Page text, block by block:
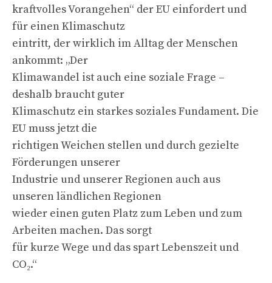
kraftvolles Vorangehen“ der EU einfordert und
für einen Klimaschutz
eintritt, der wirklich im Alltag der Menschen
ankommt: „Der
Klimawandel ist auch eine soziale Frage –
deshalb braucht guter
Klimaschutz ein starkes soziales Fundament. Die
EU muss jetzt die
richtigen Weichen stellen und durch gezielte
Förderungen unserer
Industrie und unserer Regionen auch aus
unseren ländlichen Regionen
wieder einen guten Platz zum Leben und zum
Arbeiten machen. Das sorgt
für kurze Wege und das spart Lebenszeit und
CO₂.“